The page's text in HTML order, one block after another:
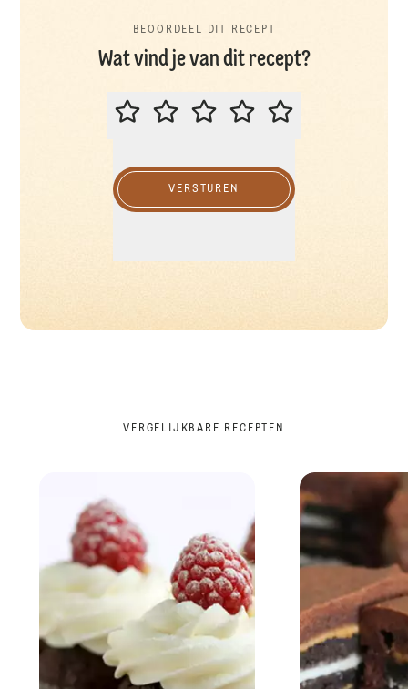
BEOORDEEL DIT RECEPT
Wat vind je van dit recept?
BEOORDEEL DIT RECEPT
VERSTUREN
VERGELIJKBARE RECEPTEN